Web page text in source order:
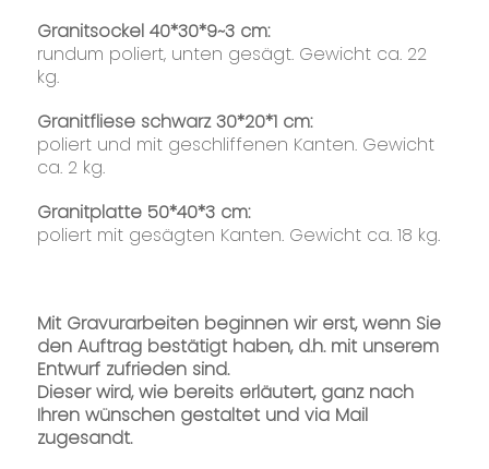
Granitsockel 40*30*9~3 cm:
rundum poliert, unten gesägt. Gewicht ca. 22
kg.
Granitfliese schwarz 30*20*1 cm:
poliert und mit geschliffenen Kanten. Gewicht
ca. 2 kg.
Granitplatte 50*40*3 cm:
poliert mit gesägten Kanten. Gewicht ca. 18 kg.
Mit Gravurarbeiten beginnen wir erst, wenn Sie
den Auftrag bestätigt haben, d.h. mit unserem
Entwurf zufrieden sind.
Dieser wird, wie bereits erläutert, ganz nach
Ihren wünschen gestaltet und via Mail
zugesandt.